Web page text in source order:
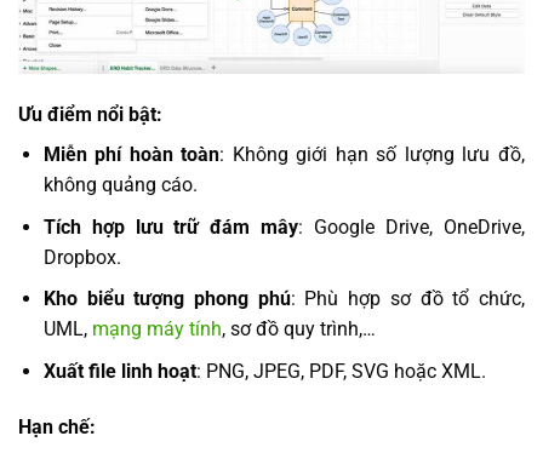
Ưu điểm nổi bật:
Miễn phí hoàn toàn: Không giới hạn số lượng lưu đồ,
không quảng cáo.
Tích hợp lưu trữ đám mây: Google Drive, OneDrive,
Dropbox.
Kho biểu tượng phong phú: Phù hợp sơ đồ tổ chức,
UML, mạng máy tính, sơ đồ quy trình,…
Xuất file linh hoạt: PNG, JPEG, PDF, SVG hoặc XML.
Hạn chế: